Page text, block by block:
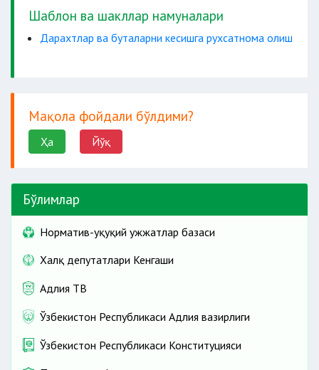
Шаблон ва шакллар намуналари
Дарахтлар ва буталарни кесишга рухсатнома олиш
Мақола фойдали бўлдими?
Ҳа Йўқ
Бўлимлар
Норматив-ҳуқуқий ҳужжатлар базаси
Халқ депутатлари Кенгаши
Адлия ТВ
Ўзбекистон Республикаси Адлия вазирлиги
Ўзбекистон Республикаси Конституцияси